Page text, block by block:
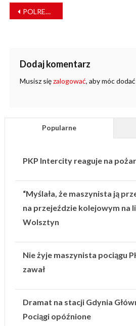
NAWIGACJA
WPISU
POLREGIO zawiezie fanów na Pol’and’Rock
Dodaj komentarz
Musisz sięzalogować, aby móc
Popularne
PKP Intercity reaguje na
“Myślała, że maszynista ją
na przejeździe kolejowym na
Wolsztyn
Nie żyje maszynista pociągu
zawał
Dramat na stacji Gdynia
Pociągi opóźnione